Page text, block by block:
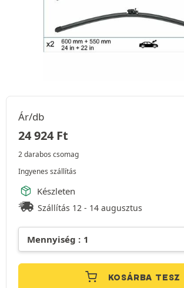
Ár/db
24 924 Ft
2 darabos csomag
Ingyenes szállítás
Készleten
Szállítás 12 - 14 augusztus
KOSÁRBA TESZ